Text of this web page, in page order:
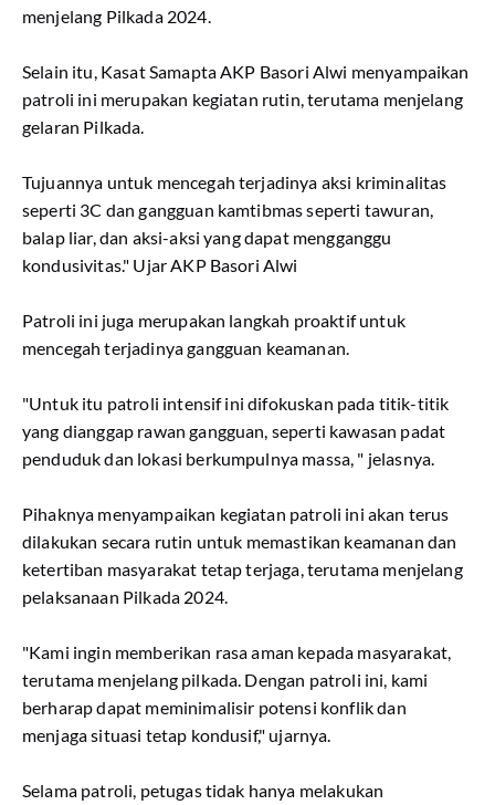
menjelang Pilkada 2024.
Selain itu, Kasat Samapta AKP Basori Alwi menyampaikan
patroli ini merupakan kegiatan rutin, terutama menjelang
gelaran Pilkada.
Tujuannya untuk mencegah terjadinya aksi kriminalitas
seperti 3C dan gangguan kamtibmas seperti tawuran,
balap liar, dan aksi-aksi yang dapat mengganggu
kondusivitas." Ujar AKP Basori Alwi
Patroli ini juga merupakan langkah proaktif untuk
mencegah terjadinya gangguan keamanan.
"Untuk itu patroli intensif ini difokuskan pada titik-titik
yang dianggap rawan gangguan, seperti kawasan padat
penduduk dan lokasi berkumpulnya massa, " jelasnya.
Pihaknya menyampaikan kegiatan patroli ini akan terus
dilakukan secara rutin untuk memastikan keamanan dan
ketertiban masyarakat tetap terjaga, terutama menjelang
pelaksanaan Pilkada 2024.
"Kami ingin memberikan rasa aman kepada masyarakat,
terutama menjelang pilkada. Dengan patroli ini, kami
berharap dapat meminimalisir potensi konflik dan
menjaga situasi tetap kondusif," ujarnya.
Selama patroli, petugas tidak hanya melakukan